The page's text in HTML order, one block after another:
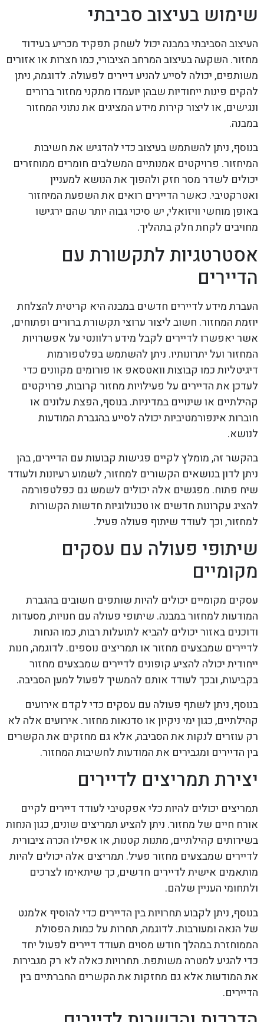
שימוש בעיצוב סביבתי
העיצוב הסביבתי במבנה יכול לשחק תפקיד מכריע בעידוד
מחזור. השקעה בעיצוב המרחב הציבורי, כמו חצרות או אזורים
משותפים, יכולה לסייע להניע דיירים לפעולה. לדוגמה, ניתן
להקים פינות ייחודיות שבהן יועמדו מתקני מחזור ברורים
ונגישים, או ליצור קירות מידע המציגים את נתוני המחזור
במבנה.
בנוסף, ניתן להשתמש בעיצוב כדי להדגיש את חשיבות
המיחזור. פרויקטים אמנותיים המשלבים חומרים ממוחזרים
יכולים לשדר מסר חזק ולהפוך את הנושא למעניין
ואטרקטיבי. כאשר הדיירים רואים את השפעת המיחזור
באופן מוחשי וויזואלי, יש סיכוי גבוה יותר שהם ירגישו
מחויבים לקחת חלק בתהליך.
אסטרטגיות לתקשורת עם
הדיירים
העברת מידע לדיירים חדשים במבנה היא קריטית להצלחת
יוזמת המחזור. חשוב ליצור ערוצי תקשורת ברורים ופתוחים,
אשר יאפשרו לדיירים לקבל מידע רלוונטי על אפשרויות
המחזור ועל יתרונותיו. ניתן להשתמש בפלטפורמות
דיגיטליות כמו קבוצות וואטסאפ או פורומים מקוונים כדי
לעדכן את הדיירים על פעילויות מחזור קרובות, פרויקטים
קהילתיים או שינויים במדיניות. בנוסף, הפצת עלונים או
חוברות אינפורמטיביות יכולה לסייע בהגברת המודעות
לנושא.
בהקשר זה, מומלץ לקיים פגישות קבועות עם הדיירים, בהן
ניתן לדון בנושאים הקשורים למחזור, לשמוע רעיונות ולעודד
שיח פתוח. מפגשים אלה יכולים לשמש גם כפלטפורמה
להציג עקרונות חדשים או טכנולוגיות חדשות הקשורות
למחזור, וכך לעודד שיתוף פעולה פעיל.
שיתופי פעולה עם עסקים
מקומיים
עסקים מקומיים יכולים להיות שותפים חשובים בהגברת
המודעות למחזור במבנה. שיתופי פעולה עם חנויות, מסעדות
ודוכנים באזור יכולים להביא לתועלות רבות, כמו הנחות
לדיירים שמבצעים מחזור או תמריצים נוספים. לדוגמה, חנות
ייחודית יכולה להציע קופונים לדיירים שמבצעים מחזור
בקביעות, ובכך לעודד אותם להמשיך לפעול למען הסביבה.
בנוסף, ניתן לשתף פעולה עם עסקים כדי לקדם אירועים
קהילתיים, כגון ימי ניקיון או סדנאות מחזור. אירועים אלה לא
רק עוזרים לנקות את הסביבה, אלא גם מחזקים את הקשרים
בין הדיירים ומגבירים את המודעות לחשיבות המחזור.
יצירת תמריצים לדיירים
תמריצים יכולים להיות כלי אפקטיבי לעודד דיירים לקיים
אורח חיים של מחזור. ניתן להציע תמריצים שונים, כגון הנחות
בשירותים קהילתיים, מתנות קטנות, או אפילו הכרה ציבורית
לדיירים שמבצעים מחזור פעיל. תמריצים אלה יכולים להיות
מותאמים אישית לדיירים חדשים, כך שיתאימו לצרכים
ולתחומי העניין שלהם.
בנוסף, ניתן לקבוע תחרויות בין הדיירים כדי להוסיף אלמנט
של הנאה ומעורבות. לדוגמה, תחרות על כמות הפסולת
הממוחזרת במהלך חודש מסוים תעודד דיירים לפעול יחד
כדי להגיע למטרה משותפת. תחרויות כאלה לא רק מגבירות
את המודעות אלא גם מחזקות את הקשרים החברתיים בין
הדיירים.